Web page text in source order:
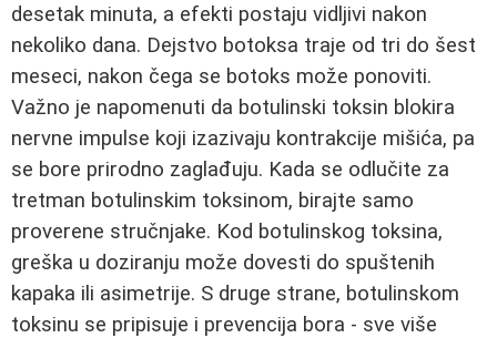
desetak minuta, a efekti postaju vidljivi nakon
nekoliko dana. Dejstvo botoksa traje od tri do šest
meseci, nakon čega se botoks može ponoviti.
Važno je napomenuti da botulinski toksin blokira
nervne impulse koji izazivaju kontrakcije mišića, pa
se bore prirodno zaglađuju. Kada se odlučite za
tretman botulinskim toksinom, birajte samo
proverene stručnjake. Kod botulinskog toksina,
greška u doziranju može dovesti do spuštenih
kapaka ili asimetrije. S druge strane, botulinskom
toksinu se pripisuje i prevencija bora - sve više